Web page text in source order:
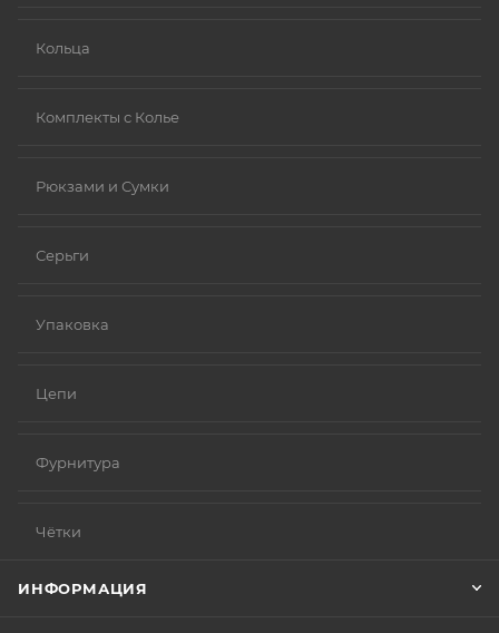
Кольца
Комплекты с Колье
Рюкзами и Сумки
Серьги
Упаковка
Цепи
Фурнитура
Чётки
ИНФОРМАЦИЯ